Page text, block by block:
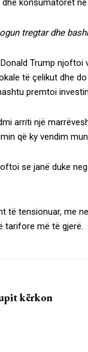
konsumatorët
tregtar dhe
Trump
të çelikut dhe
premtoi
arriti një
që ky vendim
se janë duke
të tensionuar, me
tarifore më të gjerë.
kërkon